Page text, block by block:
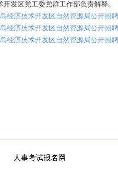
区党工委党群工作部负责解释。
经济技术开发区自然资源局公开招
经济技术开发区自然资源局公开招
经济技术开发区自然资源局公开招
人事考试报名网